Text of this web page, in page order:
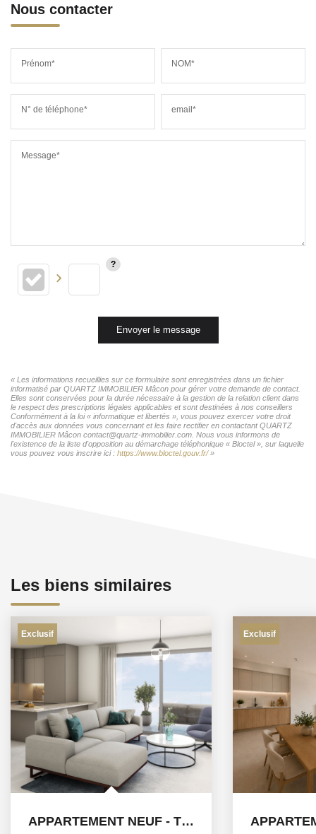
Nous contacter
Prénom* NOM*
N° de téléphone* email*
Message*
Envoyer le message
« Les informations recueillies sur ce formulaire sont enregistrées dans un fichier
informatisé par QUARTZ IMMOBILIER Mâcon pour gérer votre demande de contact.
Elles sont conservées pour la durée nécessaire à la gestion de la relation client dans
le respect des prescriptions légales applicables et sont destinées à nos conseillers
Conformément à la loi « informatique et libertés », vous pouvez exercer votre droit
d'accès aux données vous concernant et les faire rectifier en contactant QUARTZ
IMMOBILIER Mâcon contact@quartz-immobilier.com. Nous vous informons de
l'existence de la liste d'opposition au démarchage téléphonique « Bloctel », sur laquelle
vous pouvez vous inscrire ici : https://www.bloctel.gouv.fr/»
Les biens similaires
Exclusif
APPARTEMENT NEUF - T3 - 74m²
Exclusif